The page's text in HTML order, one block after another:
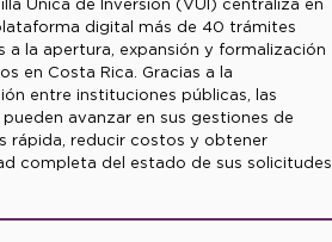
Única de Inversión (VUI) centraliza en
digital más de 40 trámites
a la apertura, expansión y formalización
en Costa Rica. Gracias a la
entre instituciones públicas, las
pueden avanzar en sus gestiones de
rápida, reducir costos y obtener
completa del estado de sus solicitudes